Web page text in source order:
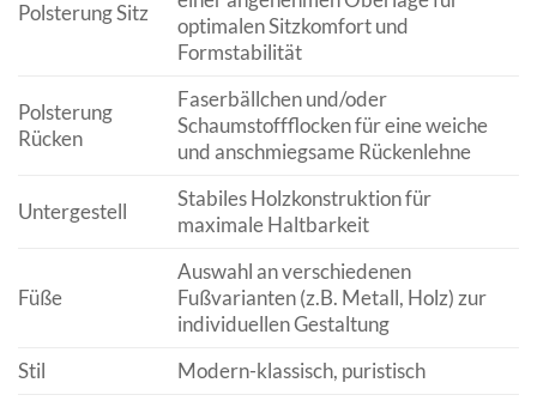
Polsterung Sitz
optimalen Sitzkomfort und
Formstabilität
Polsterung
Rücken
Faserbällchen und/oder
Schaumstoffflocken für eine weiche
und anschmiegsame Rückenlehne
Untergestell
Stabiles Holzkonstruktion für
maximale Haltbarkeit
Füße
Auswahl an verschiedenen
Fußvarianten (z.B. Metall, Holz) zur
individuellen Gestaltung
Stil
Modern-klassisch, puristisch